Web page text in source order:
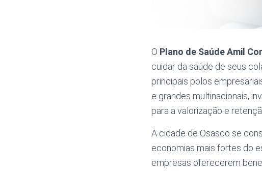
O Plano de Saúde Amil
cuidar da saúde de seus
principais polos
e grandes multinacionais,
para a valorização e
A cidade de Osasco se
economias mais fortes do
empresas oferecerem